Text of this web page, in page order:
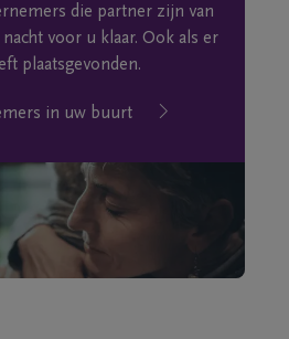
die partner zijn van
nacht voor u klaar. Ook als er
plaatsgevonden.
in uw buurt